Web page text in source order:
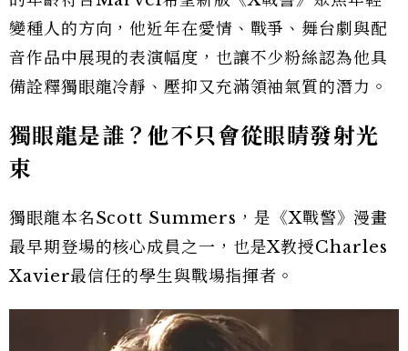
變種人的方向，他近年在愛情、戰爭、舞台劇與配
音作品中展現的表演幅度，也讓不少粉絲認為他具
備詮釋獨眼龍冷靜、壓抑又充滿領袖氣質的潛力。
獨眼龍是誰？他不只會從眼睛發射光
束
獨眼龍本名Scott Summers，是《X戰警》漫畫
最早期登場的核心成員之一，也是X教授Charles
Xavier最信任的學生與戰場指揮者。